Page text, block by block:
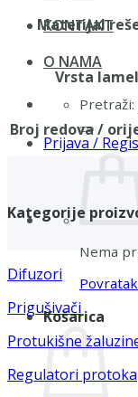
KONTAKT
O NAMA
Pretraži:
Prijava /
Nema
Košarica
Materijal
Vrsta
Broj redova /
Kategorije
Difuzori
Prigušivači
Protukišne
Regulatori protoka